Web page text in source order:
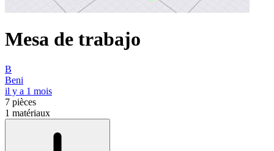
Mesa de trabajo
B
Beni
il y a 1 mois
7 pièces
1 matériaux